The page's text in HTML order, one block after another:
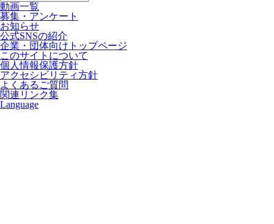
動画一覧
募集・アンケート
お知らせ
公式SNSの紹介
企業・団体向けトップページ
このサイトについて
個人情報保護方針
アクセシビリティ方針
よくあるご質問
関連リンク集
Language